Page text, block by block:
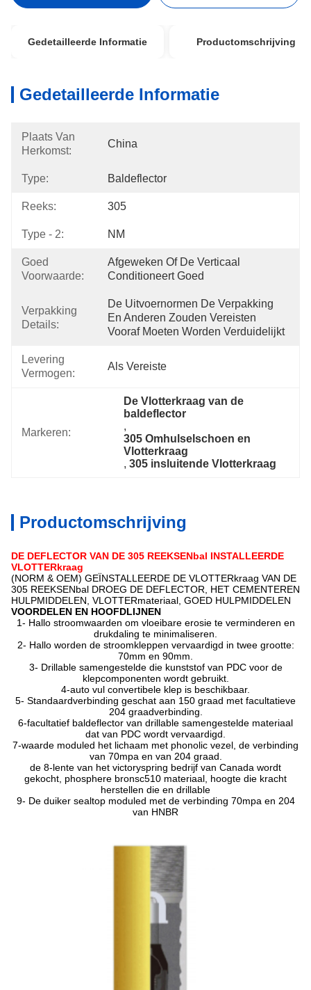
Gedetailleerde Informatie Productomschrijving
Gedetailleerde Informatie
Plaats Van
Herkomst:
China
Type: Baldeflector
Reeks: 305
Type - 2: NM
Goed
Voorwaarde:
Afgeweken Of De Verticaal
Conditioneert Goed
Verpakking
Details:
De Uitvoernormen De Verpakking
En Anderen Zouden Vereisten
Vooraf Moeten Worden Verduidelijkt
Levering
Vermogen:
Als Vereiste
Markeren:
De Vlotterkraag van de
baldeflector
,
305 Omhulselschoen en
Vlotterkraag
, 305 insluitende Vlotterkraag
Productomschrijving
DE DEFLECTOR VAN DE 305 REEKSENbal INSTALLEERDE
VLOTTERkraag
(NORM & OEM) GEÏNSTALLEERDE DE VLOTTERkraag VAN DE
305 REEKSENbal DROEG DE DEFLECTOR, HET CEMENTEREN
HULPMIDDELEN, VLOTTERmateriaal, GOED HULPMIDDELEN
VOORDELEN EN HOOFDLIJNEN
1- Hallo stroomwaarden om vloeibare erosie te verminderen en
drukdaling te minimaliseren.
2- Hallo worden de stroomkleppen vervaardigd in twee grootte:
70mm en 90mm.
3- Drillable samengestelde die kunststof van PDC voor de
klepcomponenten wordt gebruikt.
4-auto vul convertibele klep is beschikbaar.
5- Standaardverbinding geschat aan 150 graad met facultatieve
204 graadverbinding.
6-facultatief baldeflector van drillable samengestelde materiaal
dat van PDC wordt vervaardigd.
7-waarde moduled het lichaam met phonolic vezel, de verbinding
van 70mpa en van 204 graad.
de 8-lente van het victoryspring bedrijf van Canada wordt
gekocht, phosphere bronsc510 materiaal, hoogte die kracht
herstellen die en drillable
9- De duiker sealtop moduled met de verbinding 70mpa en 204
van HNBR